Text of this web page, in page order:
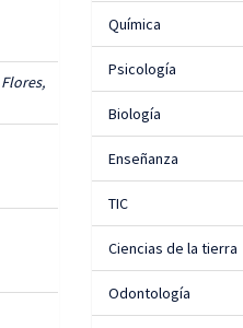
Química
Psicología
Biología
Enseñanza
TIC
Ciencias de la tierra
Odontología